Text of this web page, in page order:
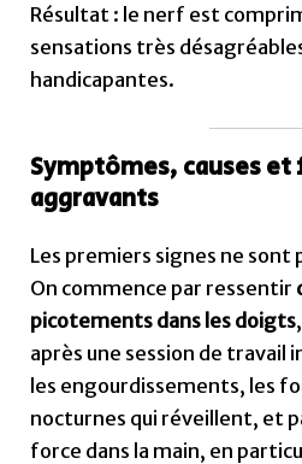
Résultat : le nerf est
sensations très
handicapantes.
Symptômes, causes
aggravants
Les premiers signes ne sont
On commence par ressentir
picotements dans les doigts
après une session de travail
les engourdissements, les
nocturnes qui réveillent, et
force dans la main, en